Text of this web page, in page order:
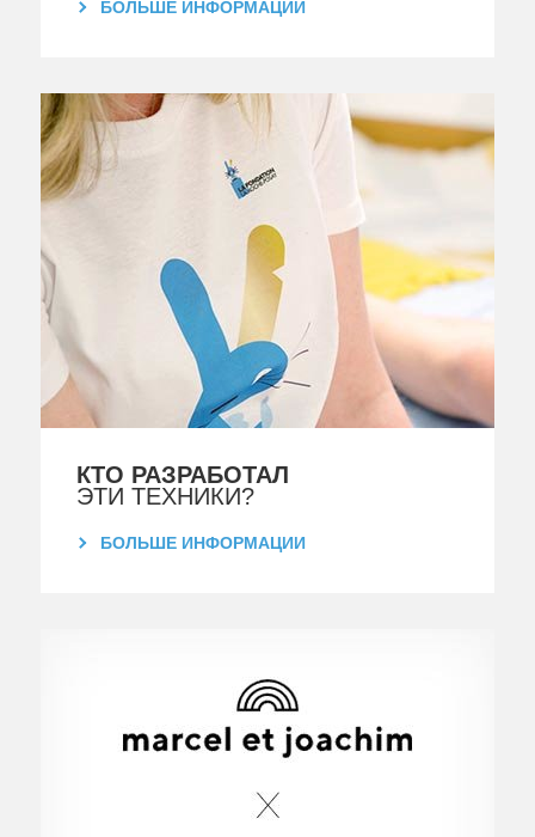
БОЛЬШЕ ИНФОРМАЦИИ
КТО РАЗРАБОТАЛ
ЭТИ ТЕХНИКИ?
БОЛЬШЕ ИНФОРМАЦИИ